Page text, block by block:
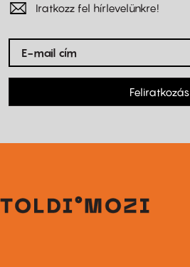
Iratkozz fel hírlevelünkre!
Feliratkozás